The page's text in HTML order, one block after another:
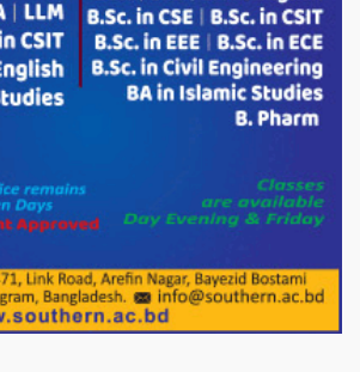
পরিবেশ রক্ষায় পাটগ্রামে ইহসান ইয়ুথ
সার্কেলের বৃক্ষরোপণ
মিরপুর-১১ নম্বরে দুর্বৃত্তদের গুলিতে বিএনপি
পাটগ্রামে চিকিৎসা সেবায় বীর মুক্তিযোদ্ধা দবির
উদ্দিন ফাউন্ডেশন
পাটগ্রামের দহগ্রাম ইউনিয়নের প্রধান সড়ক
ভেঙ্গে যোগাযোগ বিছিন্ন